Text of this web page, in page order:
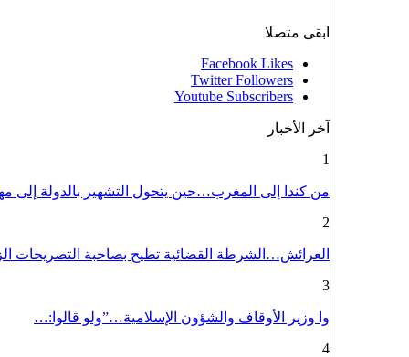
ابقى متصلا
Facebook Likes
Twitter Followers
Youtube Subscribers
آخر الأخبار
1
من كندا إلى المغرب…حين يتحول التشهير بالدولة إلى
2
العرائش…الشرطة القضائية تطيح بصاحبة التصريحات
3
وا وزير الأوقاف والشؤون الإسلامية…”ولو قالوا:…
4